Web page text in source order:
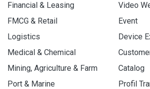
Financial & Leasing
FMCG & Retail
Logistics
Medical & Chemical
Mining, Agriculture & Farm
Port & Marine
Video
Event
Device
Catalog
Profil